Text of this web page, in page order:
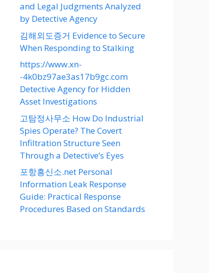
and Legal Judgments Analyzed
by Detective Agency
김해외도증거 Evidence to Secure
When Responding to Stalking
https://www.xn-
-4k0bz97ae3as17b9gc.com
Detective Agency for Hidden
Asset Investigations
고탐정사무소 How Do Industrial
Spies Operate? The Covert
Infiltration Structure Seen
Through a Detective’s Eyes
포항흥신소.net Personal
Information Leak Response
Guide: Practical Response
Procedures Based on Standards